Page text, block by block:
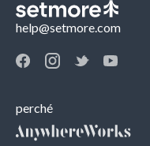
help@setmore.com
perché